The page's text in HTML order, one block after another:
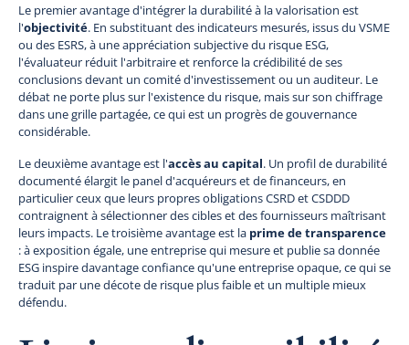
Le premier avantage d'intégrer la durabilité à la valorisation est
l'objectivité. En substituant des indicateurs mesurés, issus du VSME
ou des ESRS, à une appréciation subjective du risque ESG,
l'évaluateur réduit l'arbitraire et renforce la crédibilité de ses
conclusions devant un comité d'investissement ou un auditeur. Le
débat ne porte plus sur l'existence du risque, mais sur son chiffrage
dans une grille partagée, ce qui est un progrès de gouvernance
considérable.
Le deuxième avantage est l'accès au capital. Un profil de durabilité
documenté élargit le panel d'acquéreurs et de financeurs, en
particulier ceux que leurs propres obligations CSRD et CSDDD
contraignent à sélectionner des cibles et des fournisseurs maîtrisant
leurs impacts. Le troisième avantage est la prime de transparence
: à exposition égale, une entreprise qui mesure et publie sa donnée
ESG inspire davantage confiance qu'une entreprise opaque, ce qui se
traduit par une décote de risque plus faible et un multiple mieux
défendu.